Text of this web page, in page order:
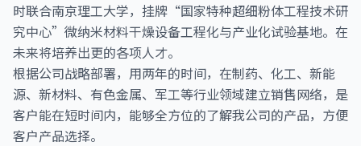
时联合南京理工大学，挂牌“国家特种超细粉体工程技术研
究中心”微纳米材料干燥设备工程化与产业化试验基地。在
未来将培养出更的各项人才。
根据公司战略部署，用两年的时间，在制药、化工、新能
源、新材料、有色金属、军工等行业领域建立销售网络，是
客户能在短时间内，能够全方位的了解我公司的产品，方便
客户产品选择。